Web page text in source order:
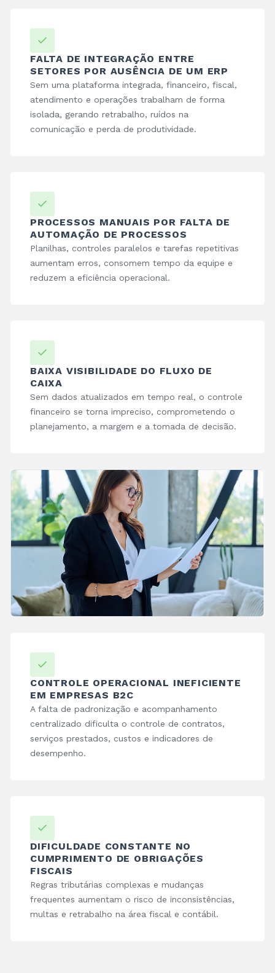
FALTA DE INTEGRAÇÃO ENTRE
SETORES POR AUSÊNCIA DE UM ERP
Sem uma plataforma integrada, financeiro, fiscal,
atendimento e operações trabalham de forma
isolada, gerando retrabalho, ruídos na
comunicação e perda de produtividade.
PROCESSOS MANUAIS POR FALTA DE
AUTOMAÇÃO DE PROCESSOS
Planilhas, controles paralelos e tarefas repetitivas
aumentam erros, consomem tempo da equipe e
reduzem a eficiência operacional.
BAIXA VISIBILIDADE DO FLUXO DE
CAIXA
Sem dados atualizados em tempo real, o controle
financeiro se torna impreciso, comprometendo o
planejamento, a margem e a tomada de decisão.
CONTROLE OPERACIONAL INEFICIENTE
EM EMPRESAS B2C
A falta de padronização e acompanhamento
centralizado dificulta o controle de contratos,
serviços prestados, custos e indicadores de
desempenho.
DIFICULDADE CONSTANTE NO
CUMPRIMENTO DE OBRIGAÇÕES
FISCAIS
Regras tributárias complexas e mudanças
frequentes aumentam o risco de inconsistências,
multas e retrabalho na área fiscal e contábil.